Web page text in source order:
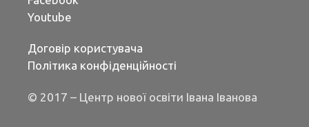
Youtube
Договір користувача
Політика конфіденційності
© 2017 – Центр нової освіти Івана Іванова